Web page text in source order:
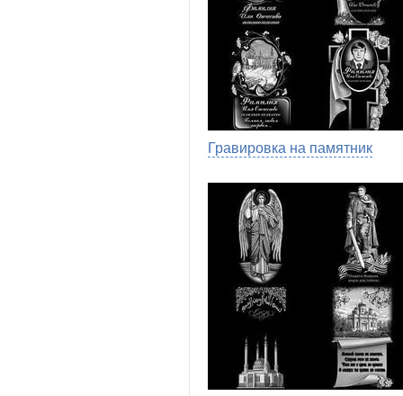
Гравировка на памятник